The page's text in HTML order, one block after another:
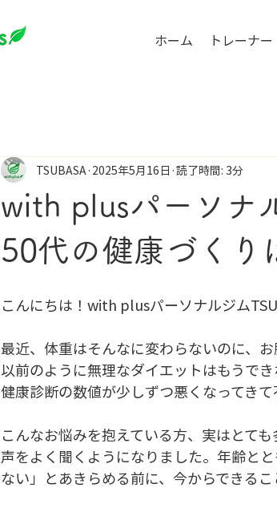
ホーム トレーナー
with plusパーソナ
50代の健康づくり
TSUBASA 2025年5月16日 読了時間: 3分
こんにちは！with plusパーソナルジム
最近、体重はそんなに変わらないのに、
以前のように無理なダイエットはもうで
健康診断の数値が少しずつ悪くなってき
こんなお悩みを抱えている方、実はとて
声をよく聞くようになりました。年齢と
ない」とあきらめる前に、今からできるこ